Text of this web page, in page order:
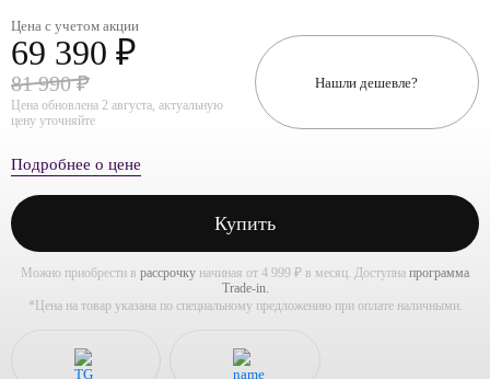
Цена с учетом акции
69 390 ₽
81 990 ₽
Цена обновлена 2 августа, актуальную
цену уточняйте
Нашли дешевле?
Подробнее о цене
Купить
Можно приобрести в рассрочку начиная от 4 999 ₽ в месяц. Доступна программа
Trade-in.
*Цена на товар указана по специальному предложению при оплате наличными.